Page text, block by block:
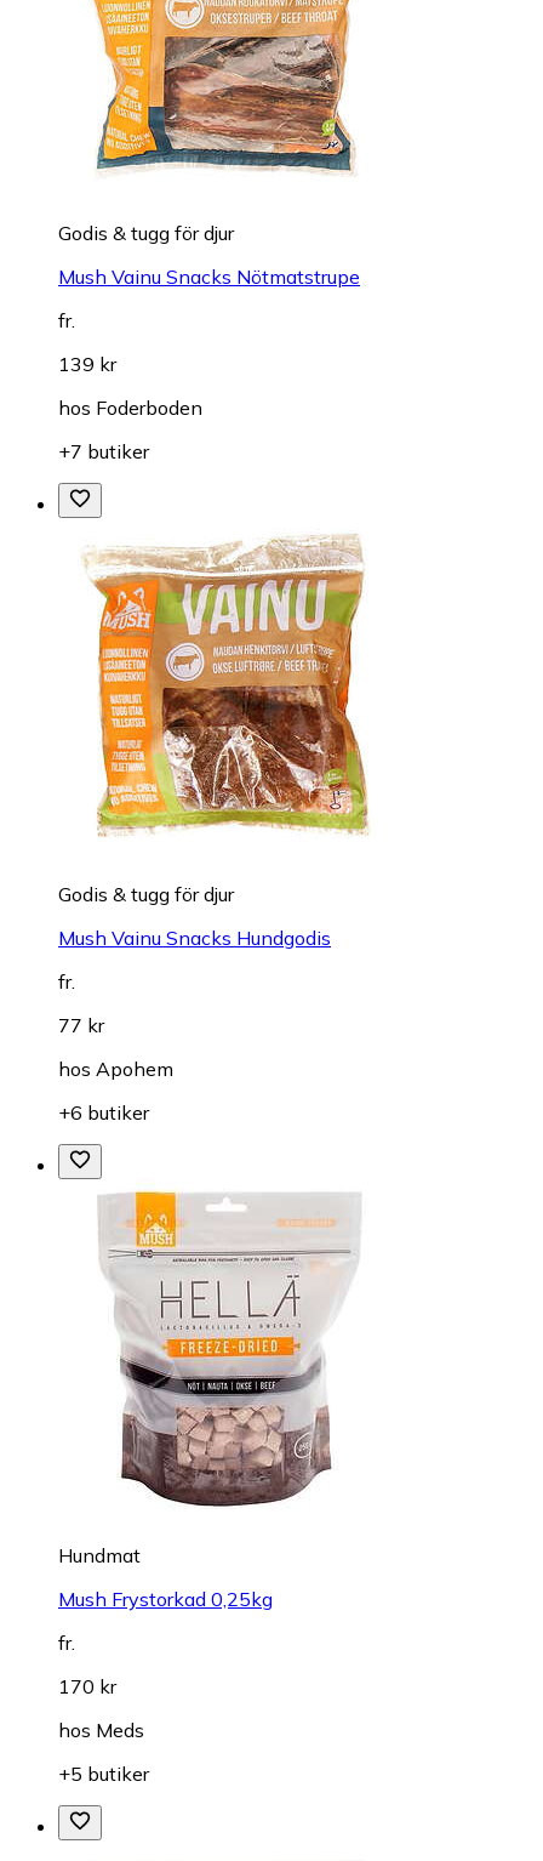
Godis & tugg för djur
Mush Vainu Snacks Nötmatstrupe
fr.
139 kr
hos Foderboden
+7 butiker
Godis & tugg för djur
Mush Vainu Snacks Hundgodis
fr.
77 kr
hos Apohem
+6 butiker
Hundmat
Mush Frystorkad 0,25kg
fr.
170 kr
hos Meds
+5 butiker